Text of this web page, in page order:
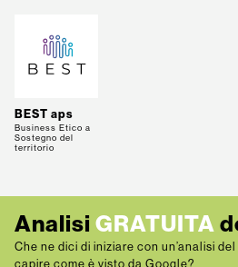
BEST aps
Business Etico a
Sostegno del
territorio
Analisi GRATUITA
Che ne dici di iniziare con un’analisi
capire come è visto da Google?